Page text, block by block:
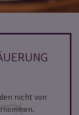
nicht von